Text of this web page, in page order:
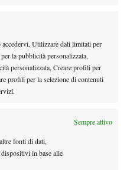
Utilizzare dati limitati per
la pubblicità personalizzata,
personalizzata, Creare profili per
profili per la selezione di contenuti
Sempre attivo
fonti di dati,
in base alle
occasionale ma a molto,
entrata nel vivo. La corsa